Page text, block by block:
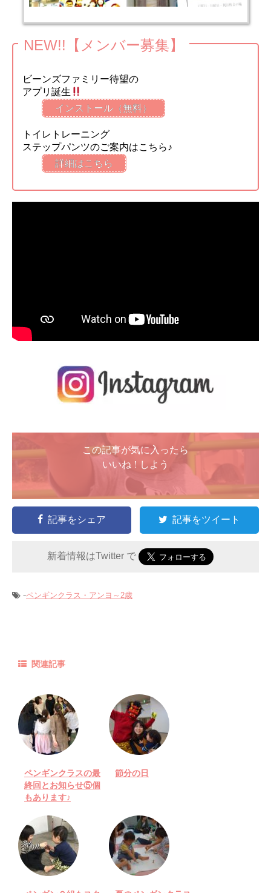
NEW!!【メンバー募集】
ビーンズファミリー待望の
アプリ誕生
インストール（無料）
トイレトレーニング
ステップパンツのご案内はこちら♪
詳細はこちら
この記事が気に入ったら
いいね ! しよう
記事をシェア 記事をツイート
新着情報はTwitter で
-ペンギンクラス・アンヨ～2歳
関連記事
ペンギンクラスの最
終回とお知らせ⑤個
もあります♪
節分の日